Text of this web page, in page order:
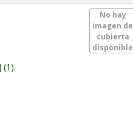
No hay
imagen de
cubierta
disponible
(1).